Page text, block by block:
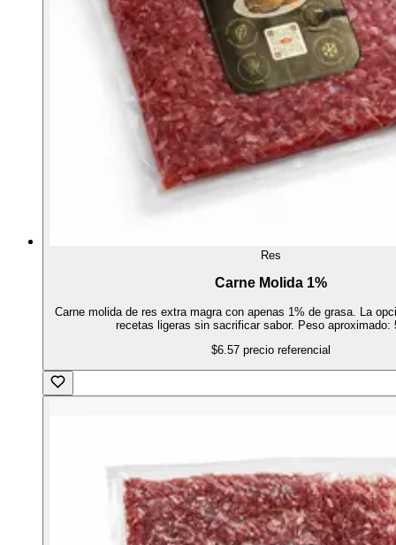
Res
Carne Molida 1%
Carne molida de res extra magra con apenas 1% de grasa. La
recetas ligeras sin sacrificar sabor. Peso aproximado:
$6.57 precio referencial